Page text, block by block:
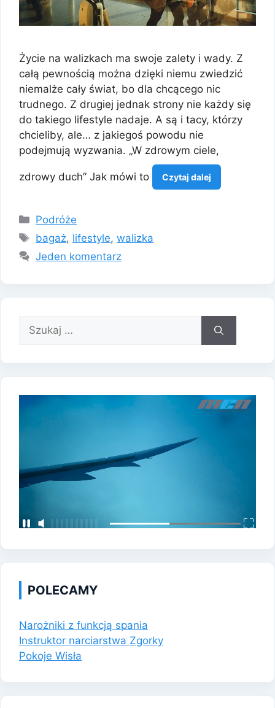
Życie na walizkach ma swoje zalety i wady. Z
całą pewnością można dzięki niemu zwiedzić
niemalże cały świat, bo dla chcącego nic
trudnego. Z drugiej jednak strony nie każdy się
do takiego lifestyle nadaje. A są i tacy, którzy
chcieliby, ale… z jakiegoś powodu nie
podejmują wyzwania. „W zdrowym ciele,
zdrowy duch” Jak mówi to Czytaj dalej
Kategorie
Podróże
Tagi
bagaż, lifestyle,walizka
Jeden komentarz
Szukaj:
POLECAMY
Narożniki z funkcją spania
Instruktor narciarstwa Zgorky
Pokoje Wisła